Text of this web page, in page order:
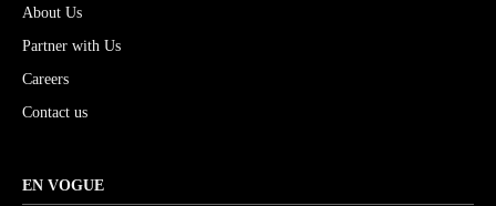
About Us
Partner with Us
Careers
Contact us
EN VOGUE